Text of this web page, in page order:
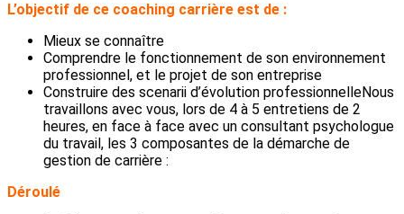
L’objectif de ce coaching carrière est de :
Mieux se connaître
Comprendre le fonctionnement de son environnement
professionnel, et le projet de son entreprise
Construire des scenarii d’évolution professionnelleNous
travaillons avec vous, lors de 4 à 5 entretiens de 2
heures, en face à face avec un consultant psychologue
du travail, les 3 composantes de la démarche de
gestion de carrière :
Déroulé